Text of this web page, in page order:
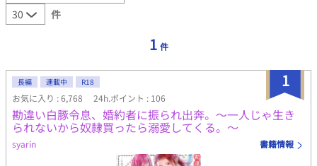
件
1 件
1
長編 連載中 R18
お気に入り : 6,768 24h.ポイント : 106
勘違い白豚令息、婚約者に振られ出奔。～一人じゃ生き
られないから奴隷買ったら溺愛してくる。～
syarin 書籍情報